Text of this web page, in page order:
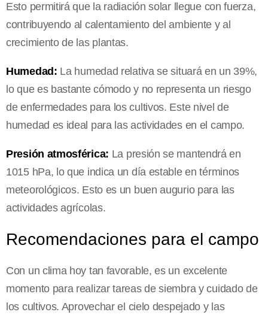
Esto permitirá que la radiación solar llegue con fuerza,
contribuyendo al calentamiento del ambiente y al
crecimiento de las plantas.
Humedad: La humedad relativa se situará en un 39%,
lo que es bastante cómodo y no representa un riesgo
de enfermedades para los cultivos. Este nivel de
humedad es ideal para las actividades en el campo.
Presión atmosférica: La presión se mantendrá en
1015 hPa, lo que indica un día estable en términos
meteorológicos. Esto es un buen augurio para las
actividades agrícolas.
Recomendaciones para el campo
Con un clima hoy tan favorable, es un excelente
momento para realizar tareas de siembra y cuidado de
los cultivos. Aprovechar el cielo despejado y las